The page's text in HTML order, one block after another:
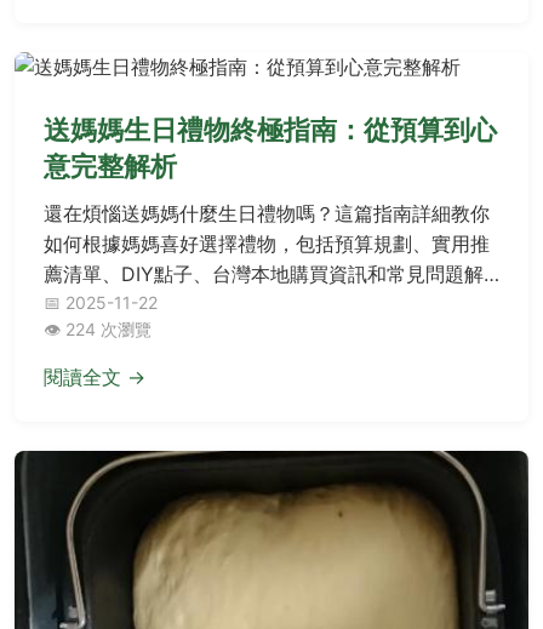
送媽媽生日禮物終極指南：從預算到心
意完整解析
還在煩惱送媽媽什麼生日禮物嗎？這篇指南詳細教你
如何根據媽媽喜好選擇禮物，包括預算規劃、實用推
薦清單、DIY點子、台灣本地購買資訊和常見問題解
答.
📅 2025-11-22
👁️ 224 次瀏覽
閱讀全文 →